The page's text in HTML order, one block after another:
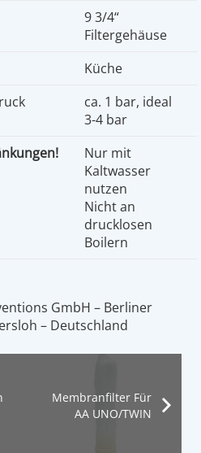
9 3/4“
Filtergehäuse
Küche
ca. 1 bar, ideal
3-4 bar
Nur mit
Kaltwasser
nutzen
Nicht an
drucklosen
Boilern
GmbH – Berliner
– Deutschland
Membranfilter Für
AA UNO/TWIN